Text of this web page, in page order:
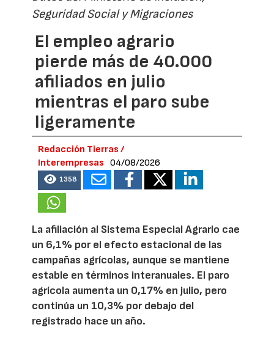
Seguridad Social y Migraciones
El empleo agrario
pierde más de 40.000
afiliados en julio
mientras el paro sube
ligeramente
Redacción Tierras /
Interempresas
04/08/2026
1358
La afiliación al Sistema Especial Agrario cae
un 6,1% por el efecto estacional de las
campañas agrícolas, aunque se mantiene
estable en términos interanuales. El paro
agrícola aumenta un 0,17% en julio, pero
continúa un 10,3% por debajo del
registrado hace un año.